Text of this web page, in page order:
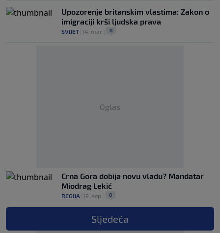
Upozorenje britanskim vlastima: Zakon o
imigraciji krši ljudska prava
SVIJET 14. mar. 0
Oglas
Crna Gora dobija novu vladu? Mandatar
Miodrag Lekić
REGIJA 19. sep. 0
Sljedeća